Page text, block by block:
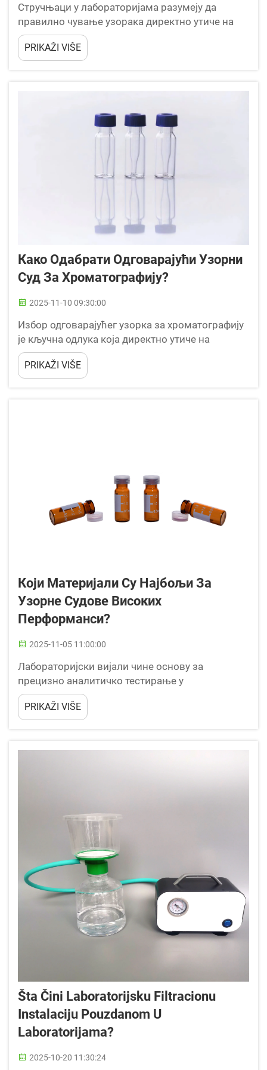
Стручњаци у лабораторијама разумеју да
правилно чување узорака директно утиче на
аналитичке резултате и резултате
истраживања. Избор вијала за узорке има
кључну улогу у очувању целине узорка,
PRIKAŽI VIŠE
Како Одабрати Одговарајући Узорни
Суд За Хроматографију?
2025-11-10 09:30:00
Избор одговарајућег узорка за хроматографију
је кључна одлука која директно утиче на
тачност, поузданост и репродуковеност
аналитичких резултата. Избор вијала утиче на
интегритет узорка, ризик од контаминације и
PRIKAŽI VIŠE
Који Материјали Су Најбољи За
Узорне Судове Високих
Перформанси?
2025-11-05 11:00:00
Лабораторијски вијали чине основу за
прецизно аналитичко тестирање у
фармацеутским, еколошким и хемијским
анализама. Избор одговарајућих материјала
вијала директно утиче на интегритет узорка,
PRIKAŽI VIŠE
Šta Čini Laboratorijsku Filtracionu
Instalaciju Pouzdanom U
Laboratorijama?
2025-10-20 11:30:24